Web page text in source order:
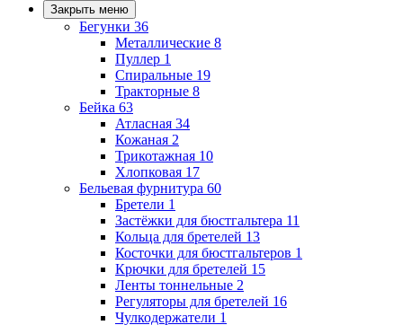
Закрыть меню
Бегунки 36
Металлические 8
Пуллер 1
Спиральные 19
Тракторные 8
Бейка 63
Атласная 34
Кожаная 2
Трикотажная 10
Хлопковая 17
Бельевая фурнитура 60
Бретели 1
Застёжки для бюстгальтера 11
Кольца для бретелей 13
Косточки для бюстгальтеров 1
Крючки для бретелей 15
Ленты тоннельные 2
Регуляторы для бретелей 16
Чулкодержатели 1